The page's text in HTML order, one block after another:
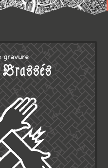
gravure